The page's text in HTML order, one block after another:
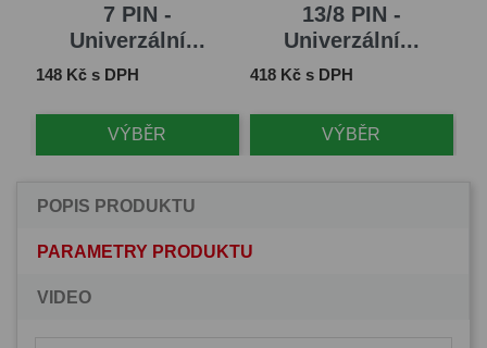
7 PIN -
Univerzální...
Cena
148 Kč s DPH
VÝBĚR
13/8 PIN -
Univerzální...
Cena
418 Kč s DPH
VÝBĚR
POPIS PRODUKTU
PARAMETRY PRODUKTU
VIDEO